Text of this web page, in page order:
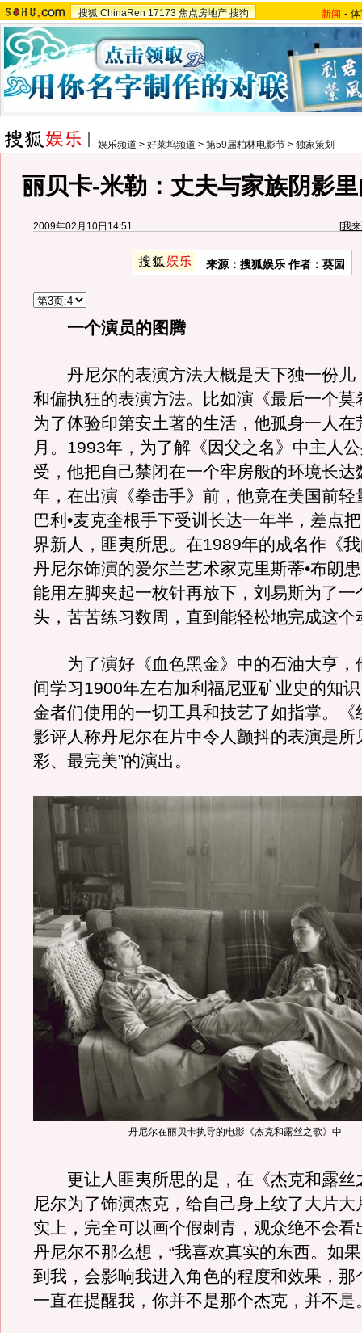
搜狐 ChinaRen 17173 焦点房地产 搜狗 新闻 -
娱乐频道 > 好莱坞频道 > 第59届柏林电影节 > 独家策划
丽贝卡-米勒：丈夫与家族阴影
2009年02月10日14:51 [我
来源：搜狐娱乐 作者：葵园
一个演员的图腾
丹尼尔的表演方法大概是天下独一份儿
和偏执狂的表演方法。比如演《最后一个莫
为了体验印第安土著的生活，他孤身一人在
月。1993年，为了解《因父之名》中主人
受，他把自己禁闭在一个牢房般的环境长达
年，在出演《拳击手》前，他竟在美国前轻
巴利•麦克奎根手下受训长达一年半，差点
界新人，匪夷所思。在1989年的成名作《
丹尼尔饰演的爱尔兰艺术家克里斯蒂•布朗
能用左脚夹起一枚针再放下，刘易斯为了一
头，苦苦练习数周，直到能轻松地完成这个
为了演好《血色黑金》中的石油大亨，
间学习1900年左右加利福尼亚矿业史的知
金者们使用的一切工具和技艺了如指掌。《
影评人称丹尼尔在片中令人颤抖的表演是所
彩、最完美”的演出。
丹尼尔在丽贝卡执导的电影《杰克和露丝之歌》中
更让人匪夷所思的是，在《杰克和露丝
尼尔为了饰演杰克，给自己身上纹了大片大
实上，完全可以画个假刺青，观众绝不会看
丹尼尔不那么想，“我喜欢真实的东西。如
到我，会影响我进入角色的程度和效果，那
一直在提醒我，你并不是那个杰克，并不是